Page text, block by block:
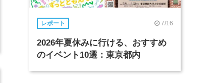
レポート 7/16
2026年夏休みに行ける、おすすめ
のイベント10選：東京都内